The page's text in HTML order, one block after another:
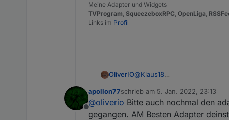
Meine Adapter und Widgets
TVProgram, SqueezeboxRPC, OpenLiga,
Links im Profil
OliverIO@Klaus18
ausführen und die Asugabe
Offline
apollon77schrieb am 5. Jan. 2022, 23:13
zuletzt editiert von
@oliverio Bitte auch nochmal den
gegangen. AM Besten Adapter